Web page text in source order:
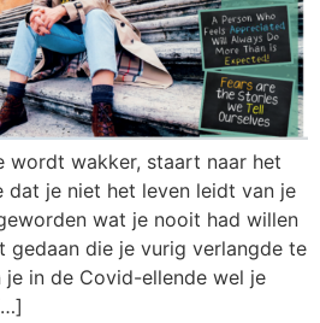
wordt wakker, staart naar het
dat je niet het leven leidt van je
wat je nooit had willen
gedaan die je vurig verlangde te
je in de Covid-ellende wel je